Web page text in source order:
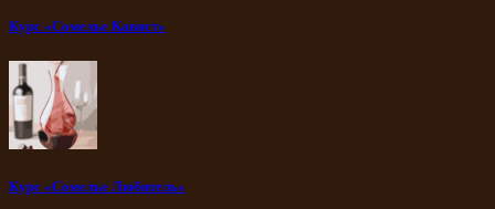
Курс «Сомелье Кавист»
Курс «Сомелье Любитель»